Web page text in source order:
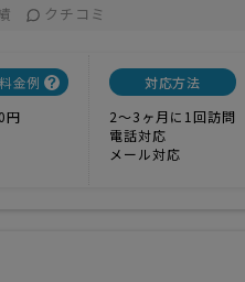
クチコミ
金例
円
対応方法
2〜3ヶ月に1回訪問
電話対応
メール対応